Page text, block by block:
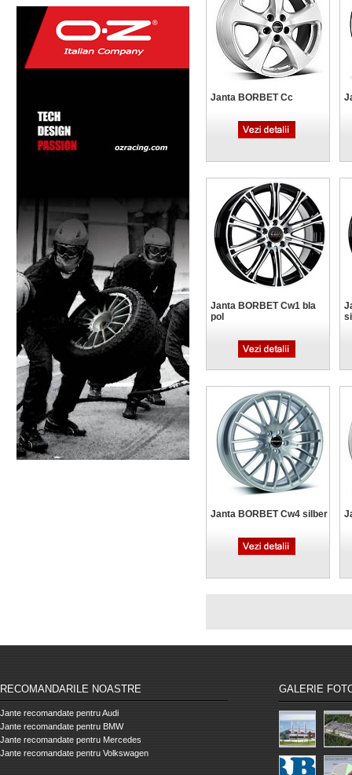
Janta BORBET Cc
Janta BORBET Cw1 bla
pol
Janta BORBET Cw4 silber
RECOMANDARILE NOASTRE
Jante recomandate pentru Audi
Jante recomandate pentru BMW
Jante recomandate pentru Mercedes
Jante recomandate pentru Volkswagen
GALERIE